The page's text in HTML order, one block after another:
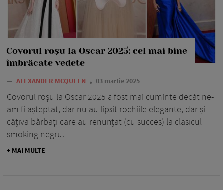
Covorul roșu la Oscar 2025: cel mai bine
îmbrăcate vedete
— ALEXANDER MCQUEEN 03 martie 2025
Covorul roșu la Oscar 2025 a fost mai cuminte decât ne-
am fi așteptat, dar nu au lipsit rochiile elegante, dar și
câțiva bărbați care au renunțat (cu succes) la clasicul
smoking negru.
+ MAI MULTE